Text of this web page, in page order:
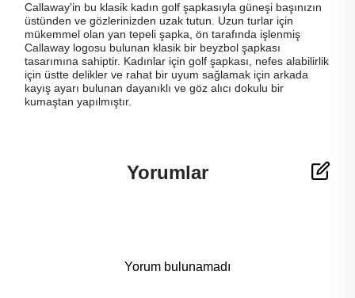
Callaway'in bu klasik kadın golf şapkasıyla güneşi başınızın
üstünden ve gözlerinizden uzak tutun. Uzun turlar için
mükemmel olan yan tepeli şapka, ön tarafında işlenmiş
Callaway logosu bulunan klasik bir beyzbol şapkası
tasarımına sahiptir. Kadınlar için golf şapkası, nefes alabilirlik
için üstte delikler ve rahat bir uyum sağlamak için arkada
kayış ayarı bulunan dayanıklı ve göz alıcı dokulu bir
kumaştan yapılmıştır.
Yorumlar
Yorum bulunamadı